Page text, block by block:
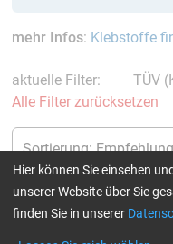
mehr Infos: Klebstoffe
aktuelle Filter: TÜV
Alle Filter zurücksetzen
Epoxidharz L + Härter LT
Hier können Sie einsehen
unserer Website über Sie
finden Sie in unserer